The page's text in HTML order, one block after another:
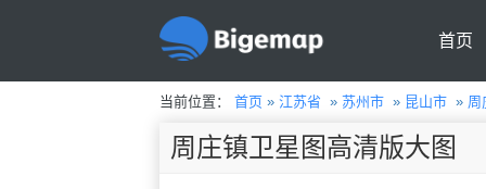
首页
当前位置： 首页» 江苏省 » 苏州市» 昆山市» 周
周庄镇卫星图高清版大图